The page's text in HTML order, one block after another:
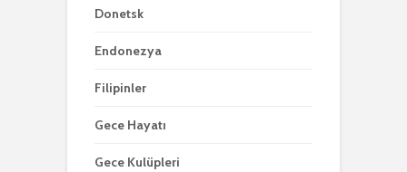
Donetsk
Endonezya
Filipinler
Gece Hayatı
Gece Kulüpleri